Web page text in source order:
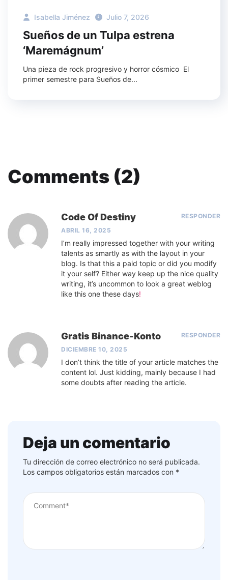
Isabella Jiménez Julio 7, 2026
Sueños de un Tulpa estrena
‘Maremágnum’
Una pieza de rock progresivo y horror cósmico El
primer semestre para Sueños de...
Comments (2)
Code Of Destiny
ABRIL 16, 2025
RESPONDER
I’m really impressed together with your writing
talents as smartly as with the layout in your
blog. Is that this a paid topic or did you modify
it your self? Either way keep up the nice quality
writing, it’s uncommon to look a great weblog
like this one these days!
Gratis Binance-Konto
DICIEMBRE 10, 2025
RESPONDER
I don’t think the title of your article matches the
content lol. Just kidding, mainly because I had
some doubts after reading the article.
Deja un comentario
Tu dirección de correo electrónico no será publicada.
Los campos obligatorios están marcados con *